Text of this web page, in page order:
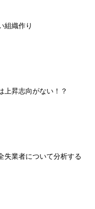
組織作り
上昇志向がない！？
失業者について分析する